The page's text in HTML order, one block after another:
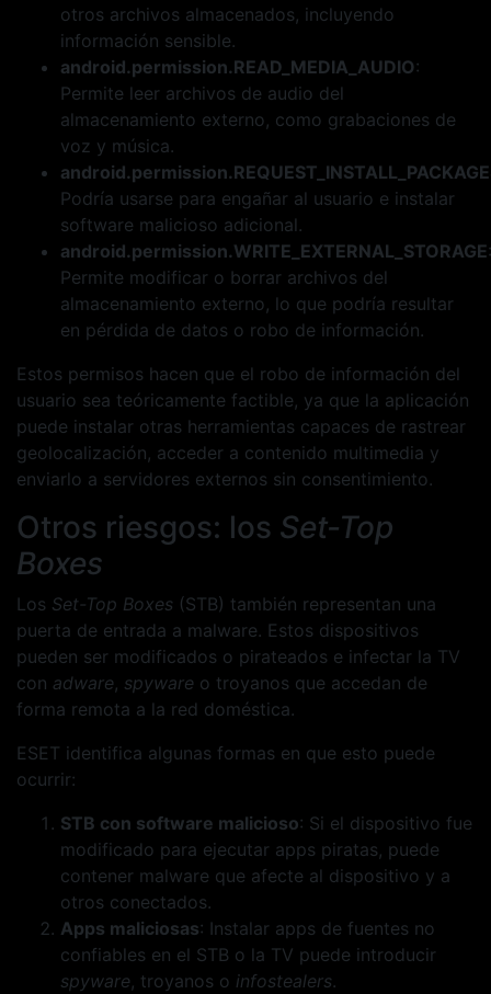
otros archivos almacenados, incluyendo
información sensible.
android.permission.READ_MEDIA_AUDIO:
Permite leer archivos de audio del
almacenamiento externo, como grabaciones de
voz y música.
Podría usarse para engañar al usuario e instalar
software malicioso adicional.
android.permission.WRITE_EXTERNAL_STORAGE:
Permite modificar o borrar archivos del
almacenamiento externo, lo que podría resultar
en pérdida de datos o robo de información.
Estos permisos hacen que el robo de información del
usuario sea teóricamente factible, ya que la aplicación
puede instalar otras herramientas capaces de rastrear
geolocalización, acceder a contenido multimedia y
enviarlo a servidores externos sin consentimiento.
Otros riesgos: los Set-Top
Boxes
Los Set-Top Boxes (STB) también representan una
puerta de entrada a malware. Estos dispositivos
pueden ser modificados o pirateados e infectar la TV
con adware, spyware o troyanos que accedan de
forma remota a la red doméstica.
ESET identifica algunas formas en que esto puede
ocurrir:
STB con software malicioso: Si el dispositivo fue
modificado para ejecutar apps piratas, puede
contener malware que afecte al dispositivo y a
otros conectados.
Apps maliciosas: Instalar apps de fuentes no
confiables en el STB o la TV puede introducir
spyware, troyanos o infostealers.